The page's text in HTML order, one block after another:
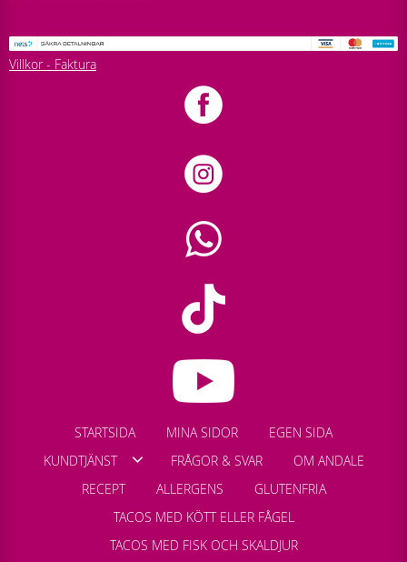
Villkor - Faktura
STARTSIDA MINA SIDOR
EGEN SIDA
KUNDTJÄNST
FRÅGOR & SVAR
OM ANDALE
RECEPT
ALLERGENS
GLUTENFRIA
TACOS MED KÖTT ELLER FÅGEL
TACOS MED FISK OCH SKALDJUR